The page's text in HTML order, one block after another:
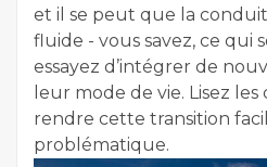
et il se peut que la
fluide - vous savez, ce qui
essayez d’intégrer de
leur mode de vie. Lisez
rendre cette transition
problématique.